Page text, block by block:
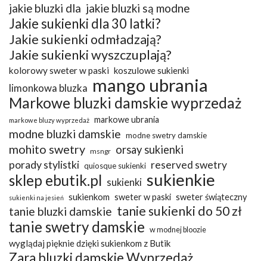
jakie bluzki dla jakie bluzki są modne
Jakie sukienki dla 30 latki?
Jakie sukienki odmładzają?
Jakie sukienki wyszczuplają?
kolorowy sweter w paski koszulowe sukienki
limonkowa bluzka mango ubrania
Markowe bluzki damskie wyprzedaż
markowe bluzy wyprzedaż markowe ubrania
modne bluzki damskie modne swetry damskie
mohito swetry msngr orsay sukienki
porady stylistki quiosque sukienki reserved swetry
sklep ebutik.pl sukienki sukienkie
sukienki na jesień sukienkom sweter w paski sweter świąteczny
tanie bluzki damskie tanie sukienki do 50 zł
tanie swetry damskie w modnej bloozie
wyglądaj pięknie dzięki sukienkom z Butik
Zara bluzki damskie Wyprzedaż